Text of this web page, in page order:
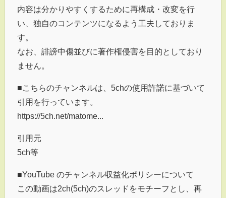
内容は分かりやすくするために再構成・改変を行
い、独自のコンテンツになるよう工夫しておりま
す。
なお、誹謗中傷並びに著作権侵害を目的としており
ません。
■こちらのチャンネルは、5chの使用許諾に基づいて
引用を行っています。
https://5ch.net/matome...
引用元
5ch等
■YouTube のチャンネル収益化ポリシーについて
この動画は2ch(5ch)のスレッドをモチーフとし、再